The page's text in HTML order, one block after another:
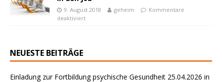
9. August 2018 geheim
Kommentare
deaktiviert
NEUESTE BEITRÄGE
Einladung zur Fortbildung psychische Gesundheit 25.04.2026 in